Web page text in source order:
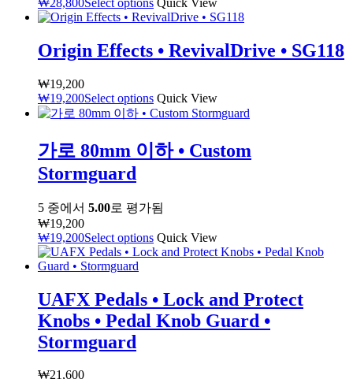
₩28,800Select options Quick View
Origin Effects • RevivalDrive • SG118
₩19,200
₩19,200Select options Quick View
가로 80mm 이하 • Custom
Stormguard
5 중에서 5.00로 평가됨
₩19,200
₩19,200Select options Quick View
UAFX Pedals • Lock and Protect
Knobs • Pedal Knob Guard •
Stormguard
₩21,600